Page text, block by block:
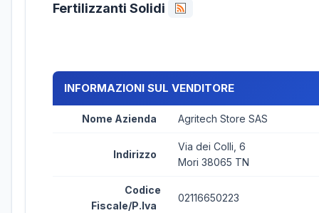
Fertilizzanti Solidi
INFORMAZIONI SUL VENDITORE
Nome Azienda Agritech Store SAS
Indirizzo
Via dei Colli, 6
Mori 38065 TN
Codice
Fiscale/P.Iva
02116650223